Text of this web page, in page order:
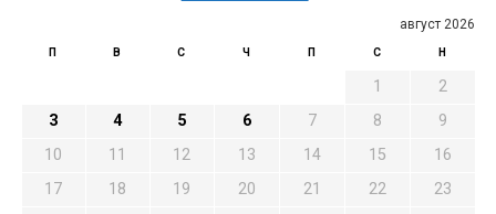
август 2026
П В С Ч П С Н
1
2
3
4 5 6 7 8
9
10
11 12 13 14 15
16
17
18 19 20 21 22 23